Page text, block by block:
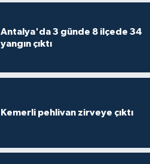
Antalya'da 3 günde 8 ilçede 34
yangın çıktı
Kemerli pehlivan zirveye çıktı